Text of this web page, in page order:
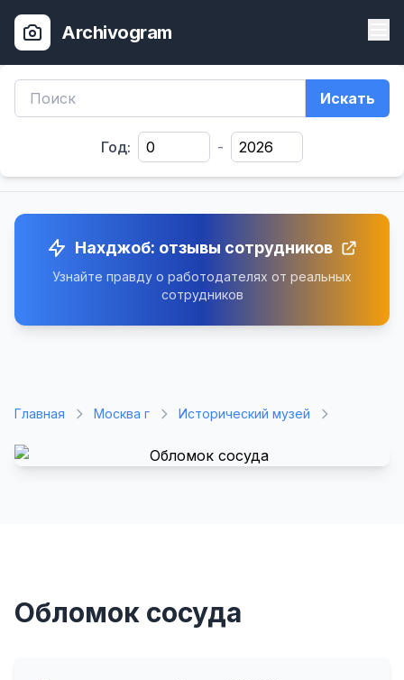
Archivogram
Искать
Год: -
Нахджоб: отзывы сотрудников
Узнайте правду о работодателях от реальных
сотрудников
Главная Москва г Исторический музей
Обломок сосуда